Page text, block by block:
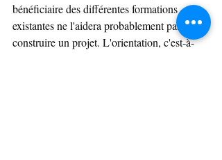
bénéficiaire des différentes formations
existantes ne l'aidera probablement pas à
construire un projet. L'orientation, c'est-à-